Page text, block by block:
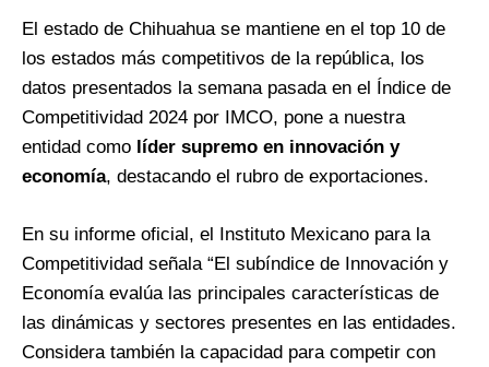
El estado de Chihuahua se mantiene en el top 10 de
los estados más competitivos de la república, los
datos presentados la semana pasada en el Índice de
Competitividad 2024 por IMCO, pone a nuestra
entidad como líder supremo en innovación y
economía, destacando el rubro de exportaciones.
En su informe oficial, el Instituto Mexicano para la
Competitividad señala “El subíndice de Innovación y
Economía evalúa las principales características de
las dinámicas y sectores presentes en las entidades.
Considera también la capacidad para competir con